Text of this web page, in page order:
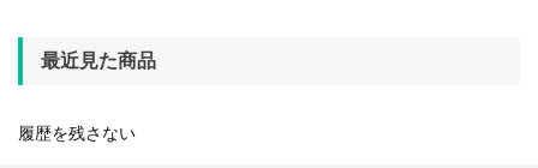
最近見た商品
履歴を残さない